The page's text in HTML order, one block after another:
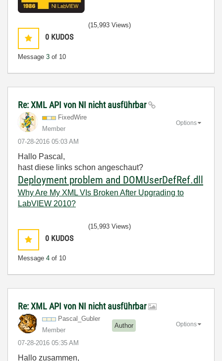
0 KUDOS
Message 3 of 10
(15,993 Views)
Re: XML API von NI nicht ausführbar
FixedWire
Member
‎07-28-2016 05:03 AM
Options
Hallo Pascal,
hast diese links schon angeschaut?
Deployment problem and DOMUserDefRef.dll
Why Are My XML VIs Broken After Upgrading to
LabVIEW 2010?
0 KUDOS
Message 4 of 10
(15,993 Views)
Re: XML API von NI nicht ausführbar
Pascal_Gubler
Member
Author
‎07-28-2016 05:35 AM
Options
Hallo zusammen,